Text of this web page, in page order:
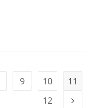
9 10
11
12
Go to